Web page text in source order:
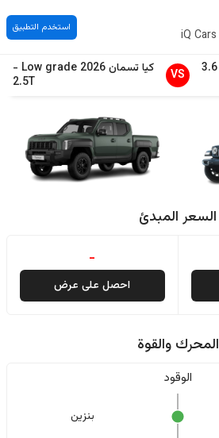
استخدم التطبيق
3.6
VS كياتسمان2026
Low grade
-
2.5T
السعر المبدئ
-
احصل على عرض
المحرك والقوة
الوقود
بنزين